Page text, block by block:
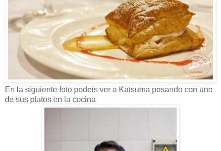
En la siguiente foto podeis ver a Katsuma posando con uno
de sus platos en la cocina